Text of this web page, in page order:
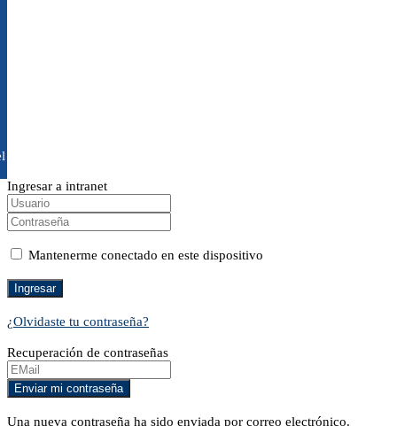
Ingresar a intranet
Mantenerme conectado en este dispositivo
¿Olvidaste tu contraseña?
Recuperación de contraseñas
Una nueva contraseña ha sido enviada por correo electrónico.